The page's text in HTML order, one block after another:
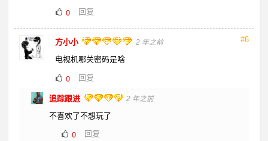
0
回复
#6
方小小 2 年之前
电视机哪关密码是啥
0
回复
追踪跟进 2 年之前
不喜欢了不想玩了
0
回复